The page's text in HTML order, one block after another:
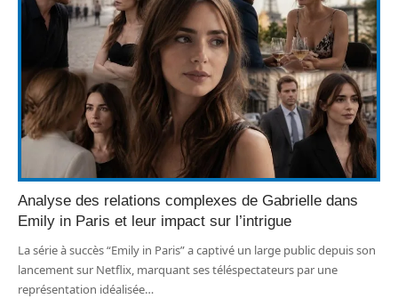
Analyse des relations complexes de Gabrielle dans
Emily in Paris et leur impact sur l’intrigue
La série à succès “Emily in Paris” a captivé un large public depuis son
lancement sur Netflix, marquant ses téléspectateurs par une
représentation idéalisée…